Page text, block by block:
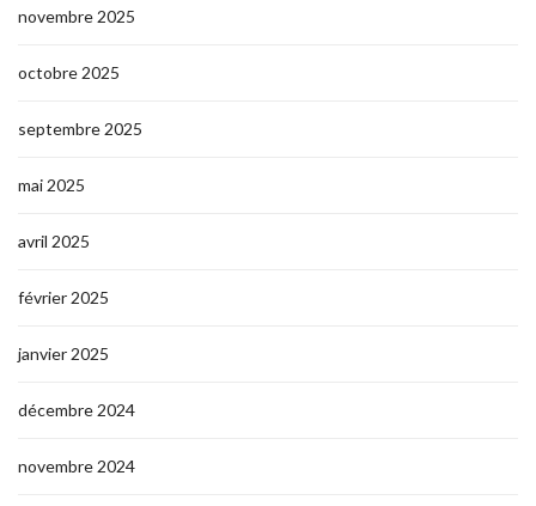
novembre 2025
octobre 2025
septembre 2025
mai 2025
avril 2025
février 2025
janvier 2025
décembre 2024
novembre 2024